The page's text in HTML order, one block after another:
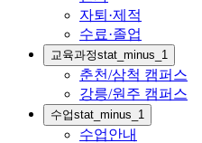
자퇴·제적
수료·졸업
교육과정stat_minus_1
춘천/삼척 캠퍼스
강릉/원주 캠퍼스
수업stat_minus_1
수업안내